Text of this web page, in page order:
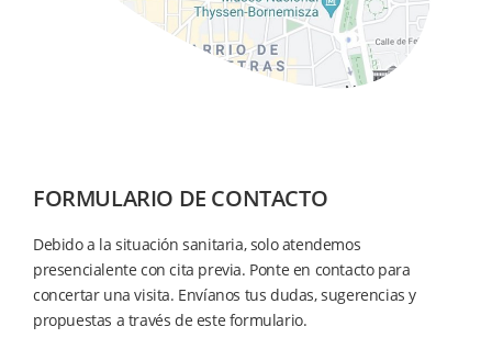
FORMULARIO DE CONTACTO
Debido a la situación sanitaria, solo atendemos
presencialente con cita previa. Ponte en contacto para
concertar una visita. Envíanos tus dudas, sugerencias y
propuestas a través de este formulario.